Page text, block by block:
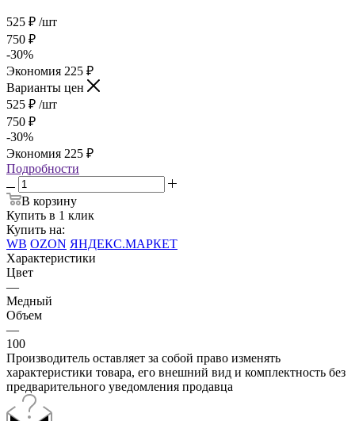
525 ₽ /шт
750 ₽
-30%
Экономия 225 ₽
Варианты цен
525 ₽ /шт
750 ₽
-30%
Экономия 225 ₽
Подробности
В корзину
Купить в 1 клик
Купить на:
WB OZON ЯНДЕКС.МАРКЕТ
Характеристики
Цвет
—
Медный
Объем
—
100
Производитель оставляет за собой право изменять
характеристики товара, его внешний вид и комплектность без
предварительного уведомления продавца